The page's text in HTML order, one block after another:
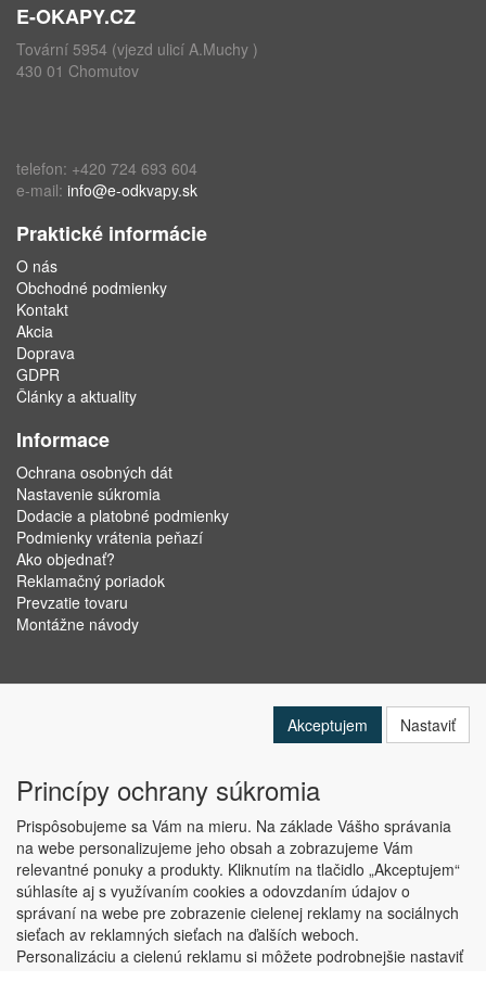
E-OKAPY.CZ
Tovární 5954 (vjezd ulicí A.Muchy )
430 01 Chomutov
telefon: +420 724 693 604
e-mail: info@e-odkvapy.sk
Praktické informácie
O nás
Obchodné podmienky
Kontakt
Akcia
Doprava
GDPR
Články a aktuality
Informace
Ochrana osobných dát
Nastavenie súkromia
Dodacie a platobné podmienky
Podmienky vrátenia peňazí
Ako objednať?
Reklamačný poriadok
Prevzatie tovaru
Montážne návody
Copyright © ABRA Software a.s. 2019
Akceptujem Nastaviť
Princípy ochrany súkromia
Prispôsobujeme sa Vám na mieru. Na základe Vášho správania
na webe personalizujeme jeho obsah a zobrazujeme Vám
relevantné ponuky a produkty. Kliknutím na tlačidlo „Akceptujem“
súhlasíte aj s využívaním cookies a odovzdaním údajov o
správaní na webe pre zobrazenie cielenej reklamy na sociálnych
sieťach av reklamných sieťach na ďalších weboch.
Personalizáciu a cielenú reklamu si môžete podrobnejšie nastaviť